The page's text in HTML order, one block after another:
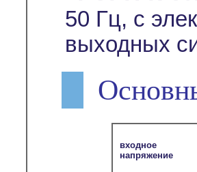
50 Гц, с
выходных
входное
напряжение